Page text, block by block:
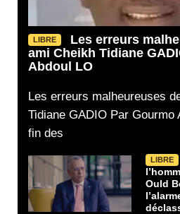
LIBRE
Les erreurs
ami Cheikh Tidiane
Abdoul LO
Les erreurs malheureuses
Tidiane GADIO Par Gourmo
fin des
LIBRE
Ould